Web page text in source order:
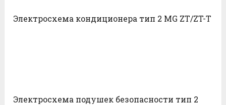
Электросхема кондиционера тип 2 MG ZT/ZT-T
Электросхема подушек безопасности тип 2